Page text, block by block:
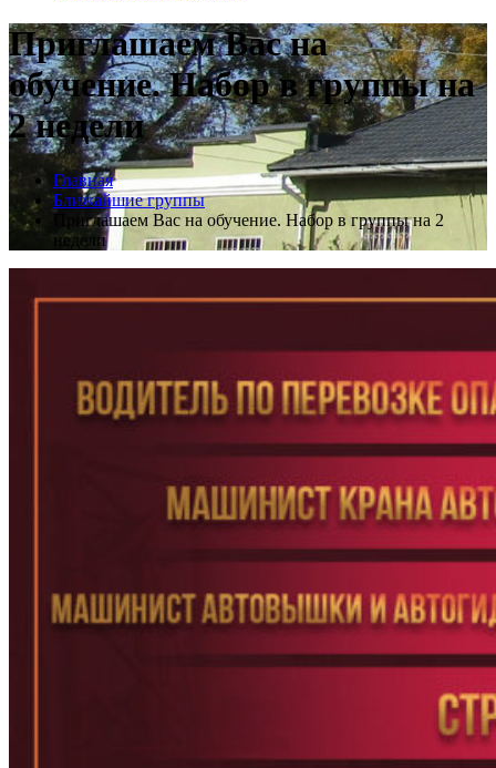
Приглашаем Вас на
обучение. Набор в группы на
2 недели
Главная
Ближайшие группы
Приглашаем Вас на обучение. Набор в группы на 2
недели